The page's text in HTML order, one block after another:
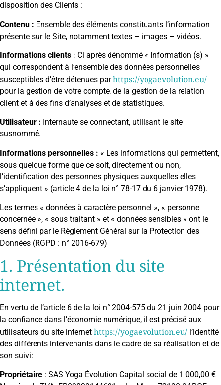
disposition des Clients :
Contenu : Ensemble des éléments constituants l’information
présente sur le Site, notamment textes – images – vidéos.
Informations clients : Ci après dénommé « Information (s) »
qui correspondent à l’ensemble des données personnelles
susceptibles d’être détenues parhttps://yogaevolution.eu/
pour la gestion de votre compte, de la gestion de la relation
client et à des fins d’analyses et de statistiques.
Utilisateur : Internaute se connectant, utilisant le site
susnommé.
Informations personnelles : « Les informations qui permettent,
sous quelque forme que ce soit, directement ou non,
l’identification des personnes physiques auxquelles elles
s’appliquent » (article 4 de la loi n° 78-17 du 6 janvier 1978).
Les termes « données à caractère personnel », « personne
concernée », « sous traitant » et « données sensibles » ont le
sens défini par le Règlement Général sur la Protection des
Données (RGPD : n° 2016-679)
1. Présentation du site
internet.
En vertu de l’article 6 de la loi n° 2004-575 du 21 juin 2004 pour
la confiance dans l’économie numérique, il est précisé aux
utilisateurs du site internet https://yogaevolution.eu/ l’identité
des différents intervenants dans le cadre de sa réalisation et de
son suivi:
Propriétaire : SAS Yoga Évolution Capital social de 1 000,00 €